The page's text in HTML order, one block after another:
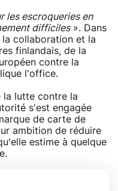
les escroqueries en
difficiles». Dans
la collaboration et la
finlandais, de la
contre la
l'office.
lutte contre la
s'est engagée
de carte de
ambition de réduire
estime à quelque